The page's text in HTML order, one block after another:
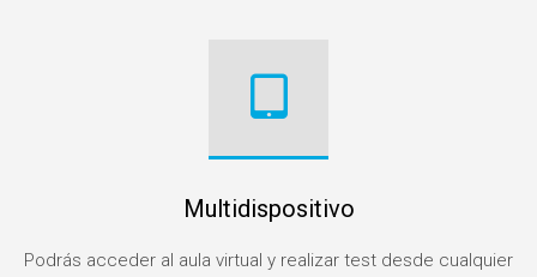
Multidispositivo
Podrás acceder al aula virtual y realizar test desde cualquier